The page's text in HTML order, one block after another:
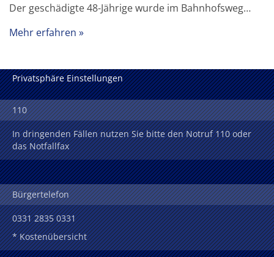
Der geschädigte 48-Jährige wurde im Bahnhofsweg…
Mehr erfahren
Privatsphäre Einstellungen
110
In dringenden Fällen nutzen Sie bitte den Notruf 110 oder
das Notfallfax
Bürgertelefon
0331 2835 0331
* Kostenübersicht